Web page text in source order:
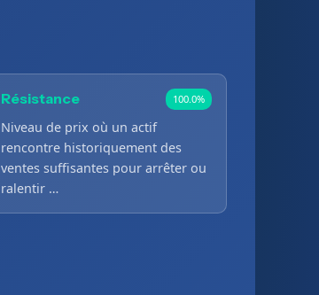
Résistance 100.0%
Niveau de prix où un actif
rencontre historiquement des
ventes suffisantes pour arrêter ou
ralentir …